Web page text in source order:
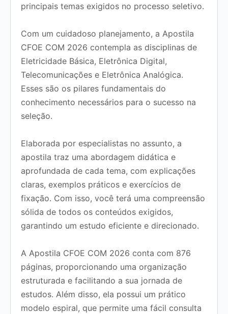
principais temas exigidos no processo seletivo.
Com um cuidadoso planejamento, a Apostila
CFOE COM 2026 contempla as disciplinas de
Eletricidade Básica, Eletrônica Digital,
Telecomunicações e Eletrônica Analógica.
Esses são os pilares fundamentais do
conhecimento necessários para o sucesso na
seleção.
Elaborada por especialistas no assunto, a
apostila traz uma abordagem didática e
aprofundada de cada tema, com explicações
claras, exemplos práticos e exercícios de
fixação. Com isso, você terá uma compreensão
sólida de todos os conteúdos exigidos,
garantindo um estudo eficiente e direcionado.
A Apostila CFOE COM 2026 conta com 876
páginas, proporcionando uma organização
estruturada e facilitando a sua jornada de
estudos. Além disso, ela possui um prático
modelo espiral, que permite uma fácil consulta